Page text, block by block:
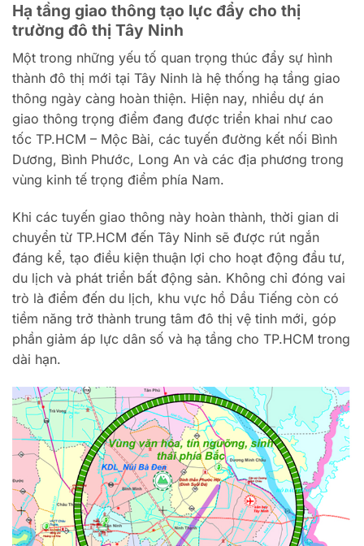
Hạ tầng giao thông tạo lực đẩy cho thị
trường đô thị Tây Ninh
Một trong những yếu tố quan trọng thúc đẩy sự hình
thành đô thị mới tại Tây Ninh là hệ thống hạ tầng giao
thông ngày càng hoàn thiện. Hiện nay, nhiều dự án
giao thông trọng điểm đang được triển khai như cao
tốc TP.HCM – Mộc Bài, các tuyến đường kết nối Bình
Dương, Bình Phước, Long An và các địa phương trong
vùng kinh tế trọng điểm phía Nam.
Khi các tuyến giao thông này hoàn thành, thời gian di
chuyển từ TP.HCM đến Tây Ninh sẽ được rút ngắn
đáng kể, tạo điều kiện thuận lợi cho hoạt động đầu tư,
du lịch và phát triển bất động sản. Không chỉ đóng vai
trò là điểm đến du lịch, khu vực hồ Dầu Tiếng còn có
tiềm năng trở thành trung tâm đô thị vệ tinh mới, góp
phần giảm áp lực dân số và hạ tầng cho TP.HCM trong
dài hạn.